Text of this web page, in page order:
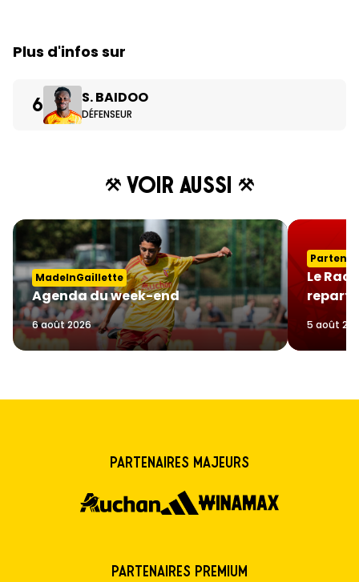
Plus d'infos sur
6 S. BAIDOO
DÉFENSEUR
Voir aussi
MadeInGaillette
Agenda du week-end
6 août 2026
Le
5 août
Partenaires majeurs
Partenaires premium